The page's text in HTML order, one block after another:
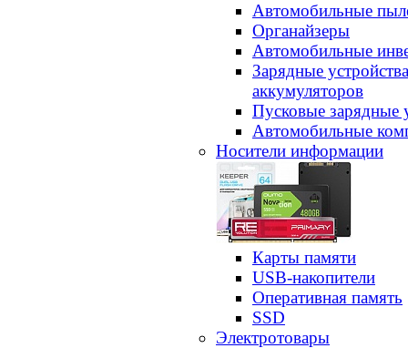
Автомобильные
Органайзеры
Автомобильные
Зарядные
аккумуляторов
Пусковые зарядные
Автомобильные
Носители информации
Карты памяти
USB-накопители
Оперативная память
SSD
Электротовары